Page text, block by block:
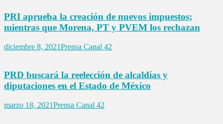
PRI aprueba la creación de nuevos impuestos;
mientras que Morena, PT y PVEM los rechazan
diciembre 8, 2021Prensa Canal 42
PRD buscará la reelección de alcaldías y
diputaciones en el Estado de México
marzo 18, 2021Prensa Canal 42